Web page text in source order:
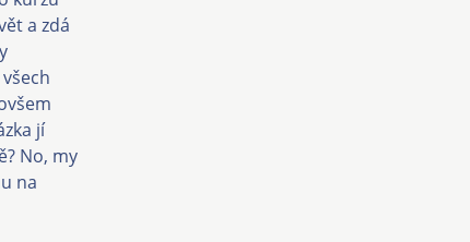
a zdá
jí
No, my
na